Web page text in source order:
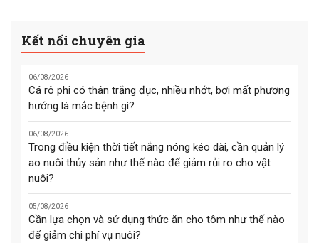
Kết nối chuyên gia
06/08/2026
Cá rô phi có thân trắng đục, nhiều nhớt, bơi mất phương
hướng là mắc bệnh gì?
06/08/2026
Trong điều kiện thời tiết nắng nóng kéo dài, cần quản lý
ao nuôi thủy sản như thế nào để giảm rủi ro cho vật
nuôi?
05/08/2026
Cần lựa chọn và sử dụng thức ăn cho tôm như thế nào
để giảm chi phí vụ nuôi?